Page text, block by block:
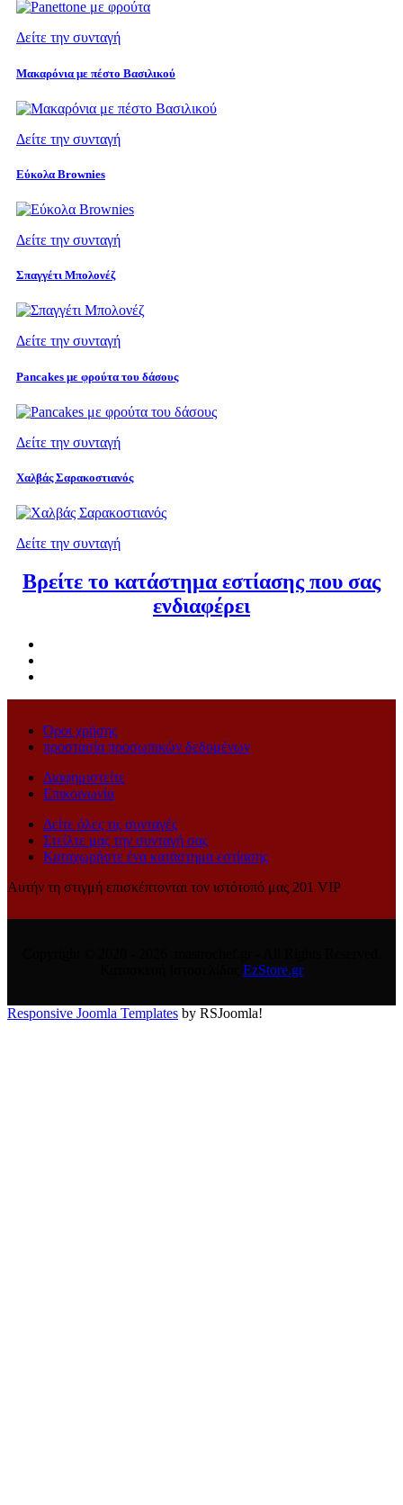
Δείτε την συνταγή
Μακαρόνια με πέστο Βασιλικού
Δείτε την συνταγή
Εύκολα Brownies
Δείτε την συνταγή
Σπαγγέτι Μπολονέζ
Δείτε την συνταγή
Pancakes με φρούτα του δάσους
Δείτε την συνταγή
Χαλβάς Σαρακοστιανός
Δείτε την συνταγή
Βρείτε το κατάστημα εστίασης που σας
ενδιαφέρει
Όροι χρήσης
προστασία προσωπικών δεδομένων
Διαφημιστείτε
Επικοινωνία
Δείτε όλες τις συνταγές
Στείλτε μας την συνταγή σας
Καταχωρήστε ένα κατάστημα εστίασης
Αυτήν τη στιγμή επισκέπτονται τον ιστότοπό μας 201 VIP
EzStore.gr
Responsive Joomla Templates by RSJoomla!